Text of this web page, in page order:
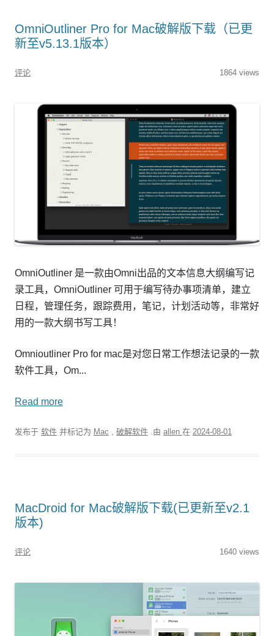
OmniOutliner Pro for Mac破解版下载（已更
新至v5.13.1版本）
评论 1864 views
OmniOutliner 是一款由Omni出品的文本信息大纲编写记
录工具，OmniOutliner 可用于编写待办事项清单，建立
日程，管理任务，跟踪费用，笔记，计划活动等，非常好
用的一款大纲书写工具！
Omnioutliner Pro for mac是对您日常工作想法记录的一款
软件工具，Om...
Read more
发布于 软件 并标记为 Mac 破解软件 .由 allen 在 2024-08-01
MacDroid for Mac破解版下载(已更新至v2.1
版本)
评论 1640 views